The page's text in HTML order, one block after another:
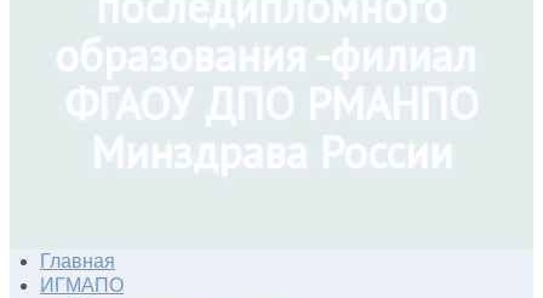
образования -филиал
ФГАОУ ДПО РМАНПО
Минздрава России
Главная
ИГМАПО